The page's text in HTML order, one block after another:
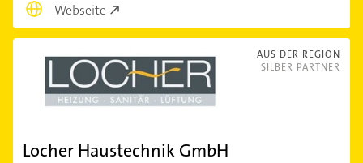
Webseite
AUS DER REGION
SILBER PARTNER
Locher Haustechnik GmbH